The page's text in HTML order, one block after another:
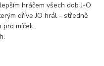
hráčem všech dob J-O
dříve JO hrál - středně
míček.